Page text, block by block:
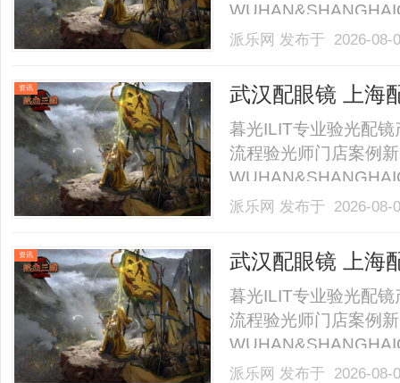
业验光配镜的写字楼
40%-60%优惠，兼顾
派乐网 发布于 2026-
资讯 武汉配眼镜 上海
暮光ILIT专业验光配
流程验光师门店案例
业验光配镜的写字楼
40%-60%优惠，兼顾
派乐网 发布于 2026-
资讯 武汉配眼镜 上海
暮光ILIT专业验光配
流程验光师门店案例
业验光配镜的写字楼
派乐网 发布于 2026-